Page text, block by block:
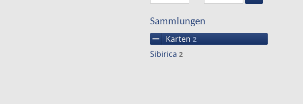
Suche
Sammlungen
remove Karten 2
Sibirica 2